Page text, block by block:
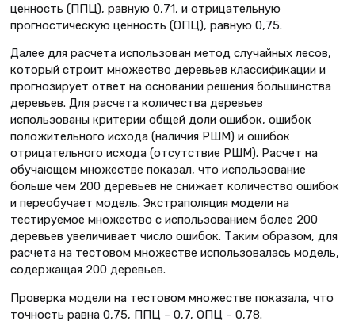
ценность (ППЦ), равную 0,71, и отрицательную
прогностическую ценность (ОПЦ), равную 0,75.
Далее для расчета использован метод случайных лесов,
который строит множество деревьев классификации и
прогнозирует ответ на основании решения большинства
деревьев. Для расчета количества деревьев
использованы критерии общей доли ошибок, ошибок
положительного исхода (наличия РШМ) и ошибок
отрицательного исхода (отсутствие РШМ). Расчет на
обучающем множестве показал, что использование
больше чем 200 деревьев не снижает количество ошибок
и переобучает модель. Экстраполяция модели на
тестируемое множество с использованием более 200
деревьев увеличивает число ошибок. Таким образом, для
расчета на тестовом множестве использовалась модель,
содержащая 200 деревьев.
Проверка модели на тестовом множестве показала, что
точность равна 0,75, ППЦ – 0,7, ОПЦ – 0,78.